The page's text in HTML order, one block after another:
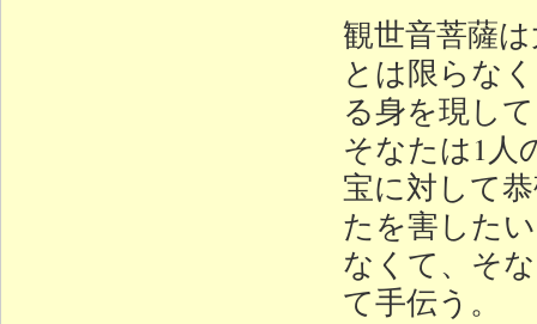
観世音菩薩
とは限らな
る身を現し
そなたは1人
宝に対して
たを害した
なくて、そ
て手伝う。